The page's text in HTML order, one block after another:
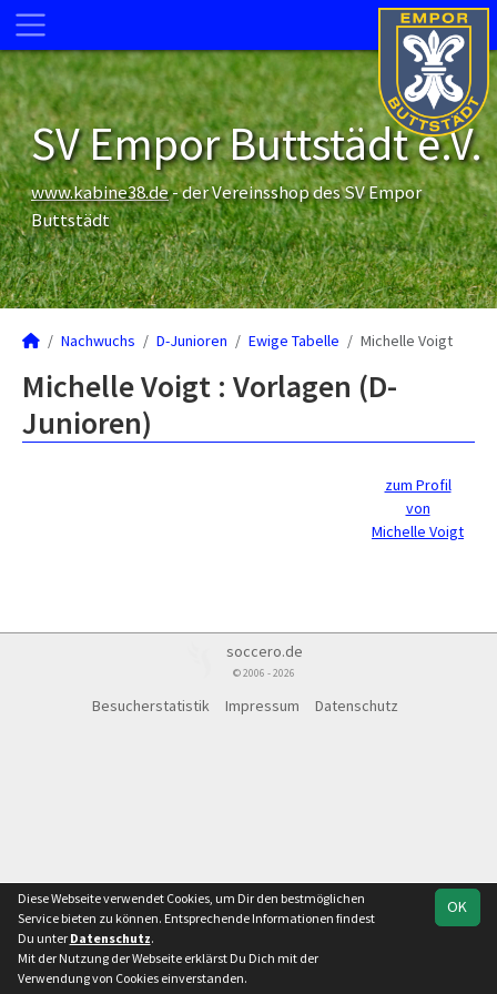
SV Empor Buttstädt e.V.
www.kabine38.de- der Vereinsshop des SV Empor
Buttstädt
Nachwuchs D-Junioren Ewige Tabelle Michelle Voigt
Michelle Voigt : Vorlagen (D-
Junioren)
zum Profil
von
Michelle Voigt
soccero.de
© 2006 - 2026
Besucherstatistik Impressum Datenschutz
OK
Diese Webseite verwendet Cookies, um Dir den bestmöglichen
Service bieten zu können. Entsprechende Informationen findest
Du unter Datenschutz.
Mit der Nutzung der Webseite erklärst Du Dich mit der
Verwendung von Cookies einverstanden.